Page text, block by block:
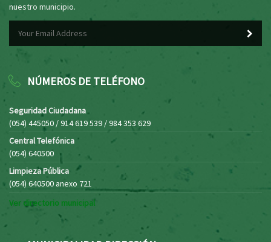
nuestro municipio.
NÚMEROS DE TELÉFONO
Seguridad Ciudadana
(054) 445050 / 914 619 539 / 984 353 629
Central Telefónica
(054) 640500
Limpieza Pública
(054) 640500 anexo 721
Ver directorio municipal